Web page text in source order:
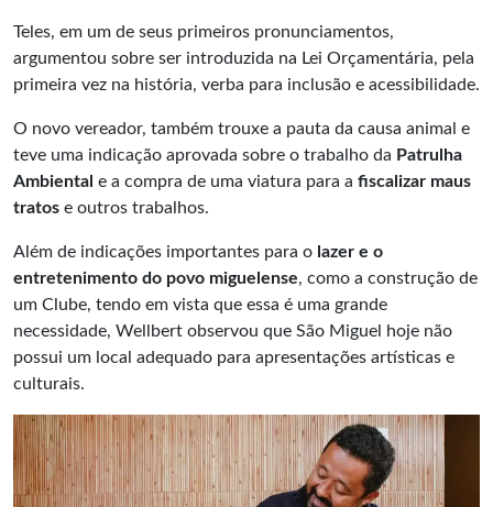
Teles, em um de seus primeiros pronunciamentos,
argumentou sobre ser introduzida na Lei Orçamentária, pela
primeira vez na história, verba para inclusão e acessibilidade.
O novo vereador, também trouxe a pauta da causa animal e
teve uma indicação aprovada sobre o trabalho da Patrulha
Ambiental e a compra de uma viatura para a fiscalizar maus
tratos e outros trabalhos.
Além de indicações importantes para o lazer e o
entretenimento do povo miguelense, como a construção de
um Clube, tendo em vista que essa é uma grande
necessidade, Wellbert observou que São Miguel hoje não
possui um local adequado para apresentações artísticas e
culturais.